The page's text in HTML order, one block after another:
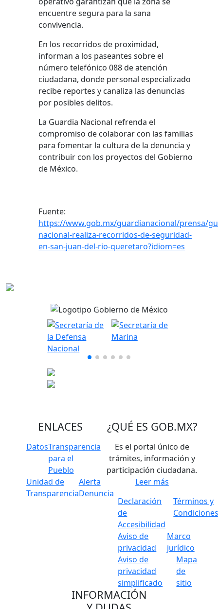
encuentre segura para la sana
convivencia.
En los recorridos de proximidad,
informan a los paseantes sobre el
número telefónico 088 de atención
ciudadana, donde personal especializado
recibe reportes y canaliza las denuncias
por posibles delitos.
La Guardia Nacional refrenda el
compromiso de colaborar con las familias
para fomentar la cultura de la denuncia y
contribuir con los proyectos del Gobierno
de México.
Fuente:
https://www.gob.mx/guardianacional/prensa/
nacional-realiza-recorridos-de-seguridad-
en-san-juan-del-rio-queretaro?idiom=es
ENLACES
DatosTransparencia
para el
Pueblo
Unidad de
Transparencia
Alerta
Denuncia
¿QUÉ ES GOB.MX?
Es el portal único de
trámites, información y
participación ciudadana.
Leer más
Declaración
de
Accesibilidad
Términos y
Aviso de
privacidad
Marco
jurídico
Aviso de
privacidad
simplificado
Mapa
de
sitio
INFORMACIÓN